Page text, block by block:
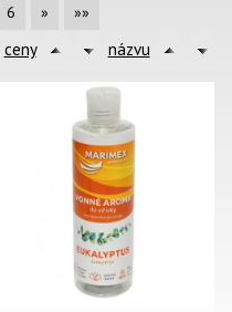
6 » »»
ceny názvu